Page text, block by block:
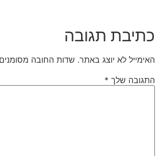
כתיבת תגובה
האימייל לא יוצג באתר. שדות החובה מסומנים
התגובה שלך *